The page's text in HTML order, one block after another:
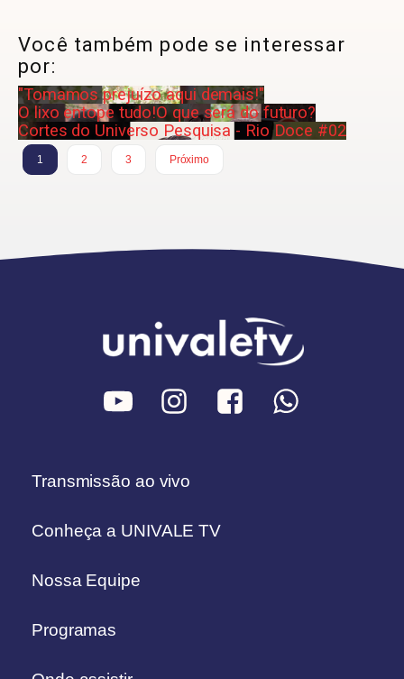
Você também pode se interessar
por:
"Tomamos prejuízo aqui demais!"
O lixo entope tudo!O que será do futuro?
Cortes do Universo Pesquisa - Rio Doce #02
1 2 3 Próximo
Transmissão ao vivo
Conheça a UNIVALE TV
Nossa Equipe
Programas